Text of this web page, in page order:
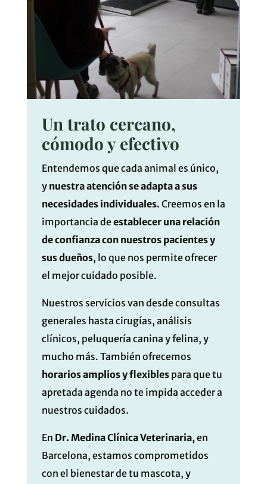
Un trato cercano,
cómodo y efectivo
Entendemos que cada animal es único,
y nuestra atención se adapta a sus
necesidades individuales. Creemos en la
importancia deestablecer una relación
de confianza con nuestros pacientes y
sus dueños, lo que nos permite ofrecer
el mejor cuidado posible.
Nuestros servicios van desde consultas
generales hasta cirugías, análisis
clínicos, peluquería canina y felina, y
mucho más. También ofrecemos
horarios amplios y flexiblespara que tu
apretada agenda no te impida acceder a
nuestros cuidados.
En Dr. Medina Clínica Veterinaria, en
Barcelona, estamos comprometidos
con el bienestar de tu mascota, y